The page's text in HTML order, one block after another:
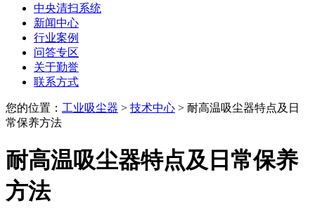
中央清扫系统
新闻中心
行业案例
问答专区
关于勤誉
联系方式
您的位置： 工业吸尘器 > 技术中心 > 耐高温吸尘器特点及日
常保养方法
耐高温吸尘器特点及日常保养
方法